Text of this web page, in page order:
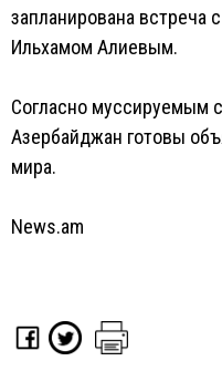
запланирована встреча
Ильхамом Алиевым.
Согласно муссируемым
Азербайджан готовы
мира.
News.am